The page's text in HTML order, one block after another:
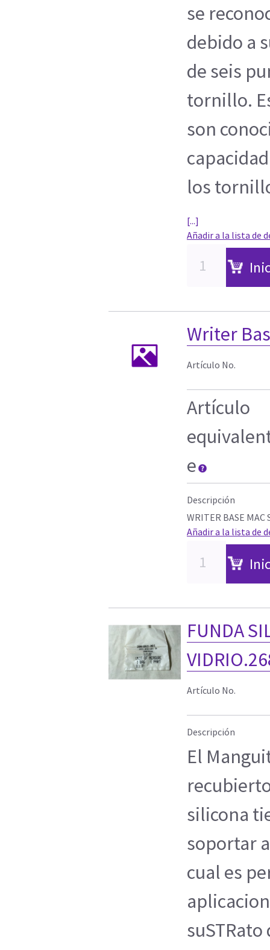
se
debido a
de seis
tornillo.
son
los
[...]
Añadir a la lista de
Writer
Artículo No.
Artículo
e
Descripción
WRITER BASE MAC
Añadir a la lista de
FUNDA
Artículo No.
Descripción
El
silicona
soportar
cual es